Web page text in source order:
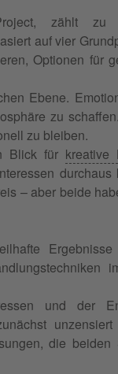
zählt zu
auf vier
Optionen für
Ebene.
zu
zu bleiben.
Blick für kreative
– aber beide
und der
unzensiert
die